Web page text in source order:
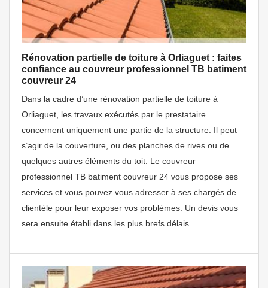
Rénovation partielle de toiture à Orliaguet : faites
confiance au couvreur professionnel TB batiment
couvreur 24
Dans la cadre d’une rénovation partielle de toiture à
Orliaguet, les travaux exécutés par le prestataire
concernent uniquement une partie de la structure. Il peut
s’agir de la couverture, ou des planches de rives ou de
quelques autres éléments du toit. Le couvreur
professionnel TB batiment couvreur 24 vous propose ses
services et vous pouvez vous adresser à ses chargés de
clientèle pour leur exposer vos problèmes. Un devis vous
sera ensuite établi dans les plus brefs délais.